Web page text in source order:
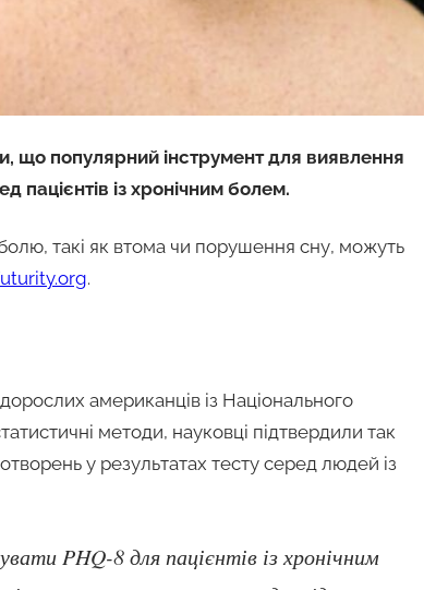
що популярний інструмент для виявлення
пацієнтів із хронічним болем.
такі як втома чи порушення сну, можуть
.
американців із Національного
методи, науковці підтвердили так
у результатах тесту серед людей із
PHQ-8 для пацієнтів із хронічним